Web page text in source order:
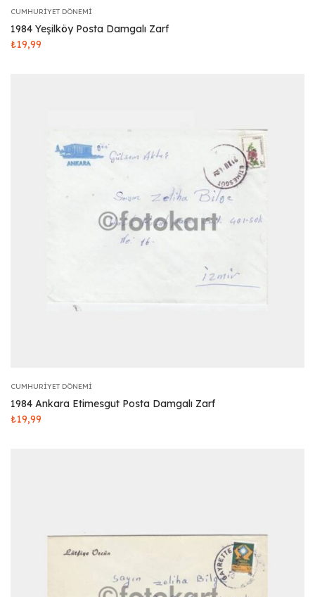
CUMHURIYET DÖNEMI
1984 Yeşilköy Posta Damgalı Zarf
₺19,99
CUMHURIYET DÖNEMI
1984 Ankara Etimesgut Posta Damgalı Zarf
₺19,99